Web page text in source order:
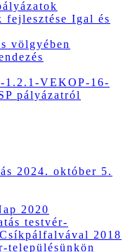
fejlesztése Igal és
völgyében
1.2.1-VEKOP-16-
pályázatról
2024. október 5.
2020
testvér-
2018
településünkön